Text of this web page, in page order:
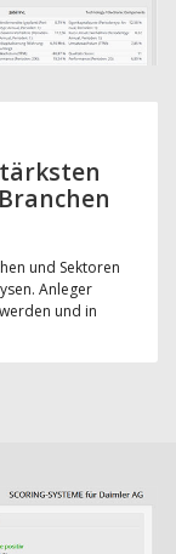
und Sektoren
Anleger
und in